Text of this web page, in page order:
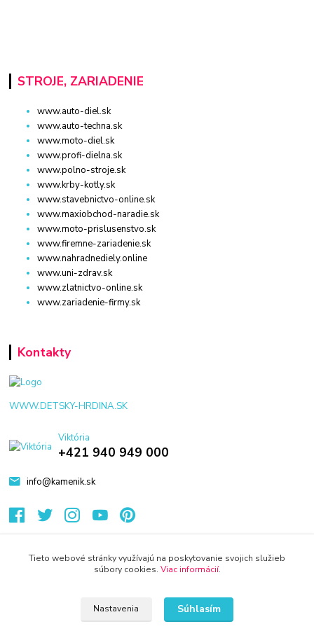
STROJE, ZARIADENIE
www.auto-diel.sk
www.auto-techna.sk
www.moto-diel.sk
www.profi-dielna.sk
www.polno-stroje.sk
www.krby-kotly.sk
www.stavebnictvo-online.sk
www.maxiobchod-naradie.sk
www.moto-prislusenstvo.sk
www.firemne-zariadenie.sk
www.nahradnediely.online
www.uni-zdrav.sk
www.zlatnictvo-online.sk
www.zariadenie-firmy.sk
Kontakty
WWW.DETSKY-HRDINA.SK
Viktória
+421 940 949 000
info@kamenik.sk
Eshop-rychlo.sk
Tieto webové stránky využívajú na poskytovanie svojich služieb
súbory cookies. Viac informácií.
Nastavenia Súhlasím